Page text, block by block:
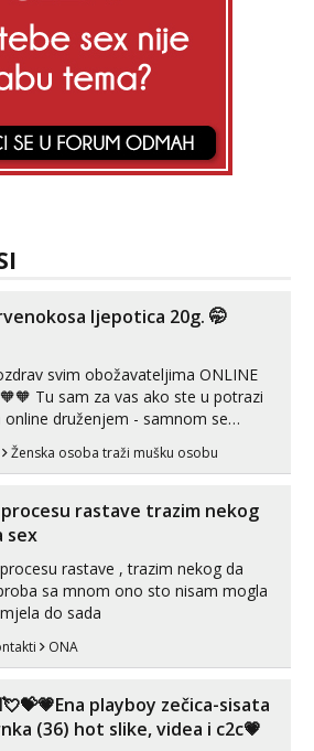
ljepotica 20g. 🤭
svim obožavateljima ONLINE
Tu sam za vas ako ste u potrazi
online druženjem - samnom se
zabaviti preko videopoziva, ili
vam nisam dovoljna radim i u paru i
Radim i vruća tipkanja uz slike i hot
pozive. Za vas sam pripremila ...
Ženska osoba traži mušku osobu
procesu rastave trazim nekog
sex
rastave , trazim nekog da
sa mnom ono sto nisam mogla
do sada
ONA
playboy zečica-sisata
(36) hot slike, videa i c2c💗